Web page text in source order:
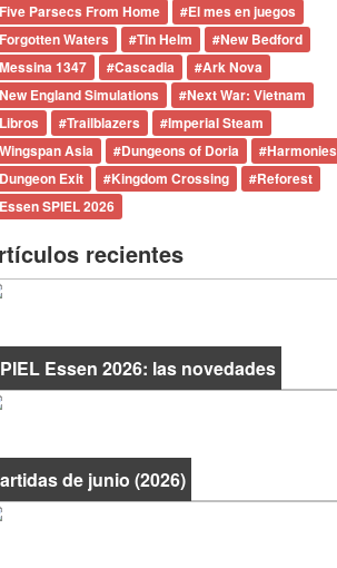
Parsecs From Home #El mes en juegos
Waters #Tin Helm #New Bedford
1347 #Cascadia #Ark Nova
England Simulations #Next War: Vietnam
#Trailblazers #Imperial Steam
Asia #Dungeons of Doria #Harmonies
Exit #Kingdom Crossing #Reforest
SPIEL 2026
recientes
Essen 2026: las novedades
de junio (2026)